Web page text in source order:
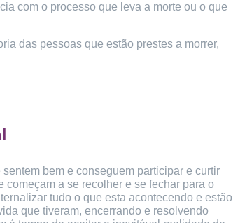
com o processo que leva a morte ou o que
das pessoas que estão prestes a morrer,
bem e conseguem participar e curtir
a se recolher e se fechar para o
tudo o que esta acontecendo e estão
que tiveram, encerrando e resolvendo